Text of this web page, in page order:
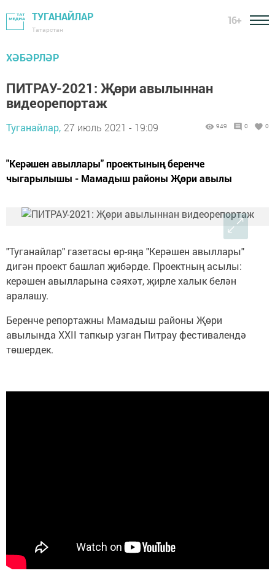
ТУГАНАЙЛАР
Татарстан
16+
ХӘБӘРЛӘР
ПИТРАУ-2021: Җөри авылыннан
видеорепортаж
Туганайлар, 27 июль 2021 - 19:09 949 0 0
"Керәшен авыллары" проектының беренче
чыгарылышы - Мамадыш районы Җөри авылы
"Туганайлар" газетасы өр-яңа "Керәшен авыллары"
дигән проект башлап җибәрде. Проектның асылы:
керәшен авылларына сәяхәт, җирле халык белән
аралашу.
Беренче репортажны Мамадыш районы Җөри
авылында XXII тапкыр узган Питрау фестивалендә
төшердек.